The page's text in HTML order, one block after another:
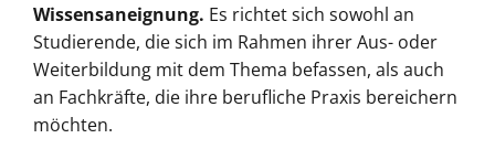
Wissensaneignung. Es richtet sich sowohl an
Studierende, die sich im Rahmen ihrer Aus- oder
Weiterbildung mit dem Thema befassen, als auch
an Fachkräfte, die ihre berufliche Praxis bereichern
möchten.